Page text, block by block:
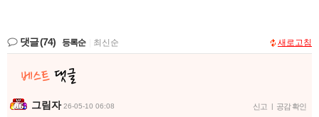
댓글(74) 등록순 최신순 새로고침
그림자 26-05-10 06:08 신고 | 공감 확인